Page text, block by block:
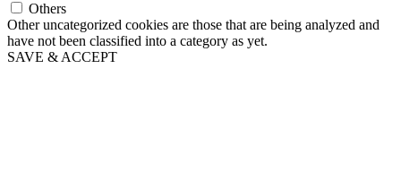
Others
Other uncategorized cookies are those that are being analyzed and
have not been classified into a category as yet.
SAVE & ACCEPT